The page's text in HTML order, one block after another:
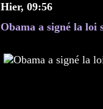
Hier, 09:56
Obama a signé la loi